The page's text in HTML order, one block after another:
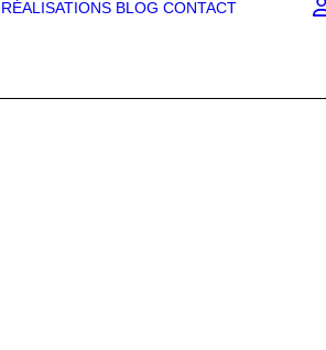
RÉALISATIONS BLOG CONTACT